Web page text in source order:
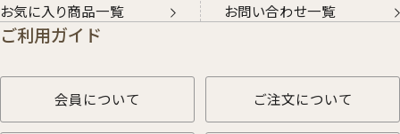
お気に入り商品一覧
お問い合わせ一覧
ご利用ガイド
会員について ご注文について